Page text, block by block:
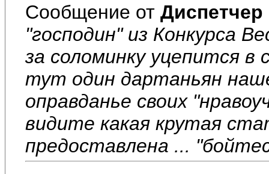
Сообщение от Диспетчер
"господин" из Конкурса
за соломинку уцепится в
тут один дартаньян
оправданье своих
видите какая крутая
предоставлена ...